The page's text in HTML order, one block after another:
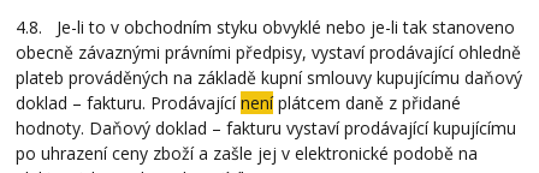
4.8. Je-li to v obchodním styku obvyklé nebo je-li tak stanoveno
obecně závaznými právními předpisy, vystaví prodávající ohledně
plateb prováděných na základě kupní smlouvy kupujícímu daňový
doklad – fakturu. Prodávajícíneníplátcem daně z přidané
hodnoty. Daňový doklad – fakturu vystaví prodávající kupujícímu
po uhrazení ceny zboží a zašle jej v elektronické podobě na